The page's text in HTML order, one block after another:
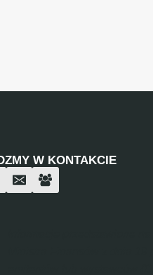
W KONTAKCIE